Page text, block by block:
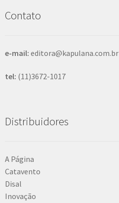
Contato
e-mail: editora@kapulana.com.br
tel: (11)3672-1017
Distribuidores
A Página
Catavento
Disal
Inovação